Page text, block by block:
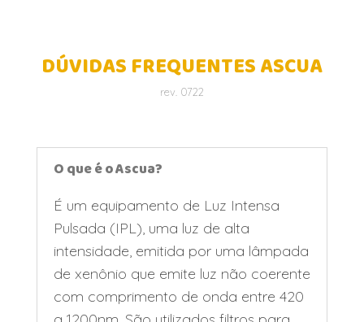
DÚVIDAS FREQUENTES ASCUA
rev. 0722
O que é o Ascua?
É um equipamento de Luz Intensa
Pulsada (IPL), uma luz de alta
intensidade, emitida por uma lâmpada
de xenônio que emite luz não coerente
com comprimento de onda entre 420